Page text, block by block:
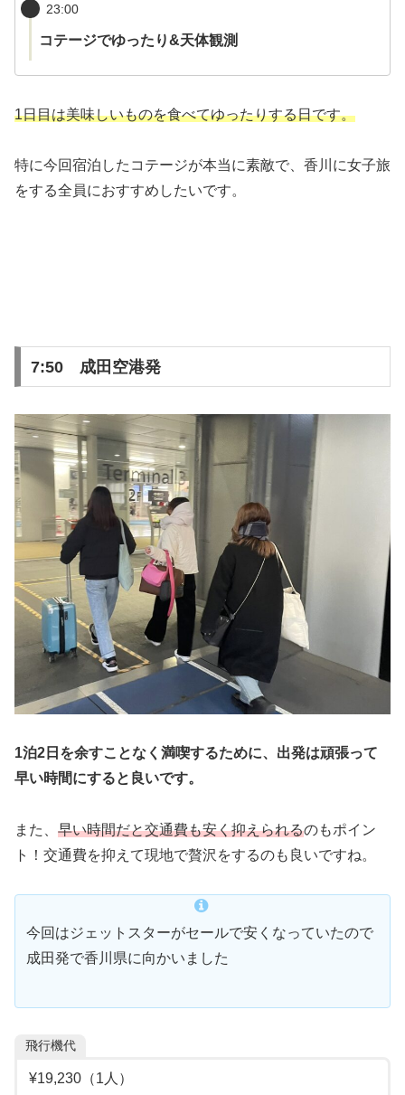
23:00
コテージでゆったり&天体観測
1日目は美味しいものを食べてゆったりする日です。
特に今回宿泊したコテージが本当に素敵で、香川に女子旅
をする全員におすすめしたいです。
7:50 成田空港発
1泊2日を余すことなく満喫するために、出発は頑張って
早い時間にすると良いです。
また、 早い時間だと交通費も安く抑えられるのもポイン
ト！交通費を抑えて現地で贅沢をするのも良いですね。
今回はジェットスターがセールで安くなっていたので
成田発で香川県に向かいました
飛行機代
¥19,230（1人）